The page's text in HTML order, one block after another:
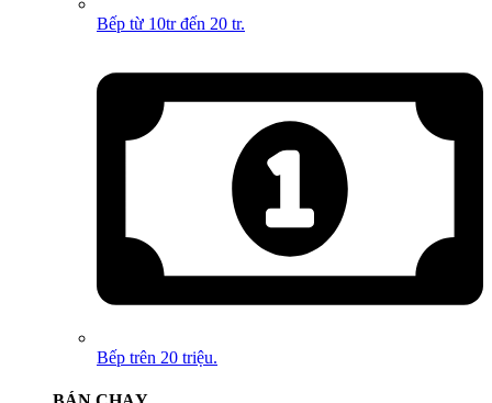
Bếp từ 10tr đến 20 tr.
Bếp trên 20 triệu.